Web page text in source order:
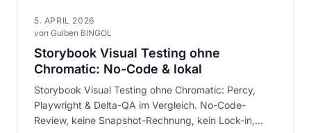
5. APRIL 2026
von Gulben BINGOL
Storybook Visual Testing ohne
Chromatic: No-Code & lokal
Storybook Visual Testing ohne Chromatic: Percy,
Playwright & Delta-QA im Vergleich. No-Code-
Review, keine Snapshot-Rechnung, kein Lock-in,